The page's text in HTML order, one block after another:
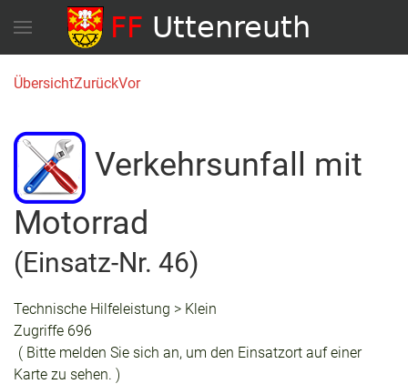
ÜbersichtZurückVor
Verkehrsunfall mit
Motorrad
(Einsatz-Nr. 46)
Technische Hilfeleistung > Klein
Zugriffe 696
( Bitte melden Sie sich an, um den Einsatzort auf einer
Karte zu sehen. )